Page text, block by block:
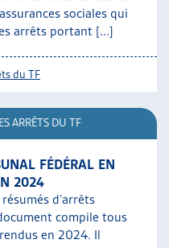
sociales qui
arrêts portant [...]
du TF
ARRÊTS DU TF
FÉDÉRAL EN
2024
d’arrêts
compile tous
en 2024. Il